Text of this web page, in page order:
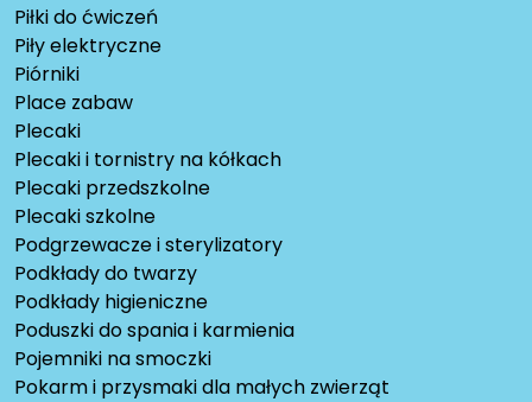
Piłki do ćwiczeń
Piły elektryczne
Piórniki
Place zabaw
Plecaki
Plecaki i tornistry na kółkach
Plecaki przedszkolne
Plecaki szkolne
Podgrzewacze i sterylizatory
Podkłady do twarzy
Podkłady higieniczne
Poduszki do spania i karmienia
Pojemniki na smoczki
Pokarm i przysmaki dla małych zwierząt